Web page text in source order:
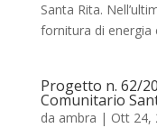
Santa Rita.
fornitura di energia
Progetto n. 62/
Comunitario
da ambra | Ott 24,